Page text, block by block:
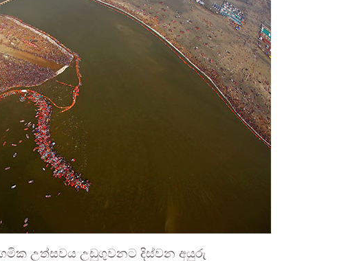
උත්සවය උඩුගුවනට දිස්වන අයුරු